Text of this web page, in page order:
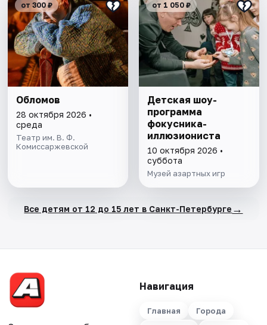
от 300 ₽
Обломов
28 октября 2026 •
среда
Театр им. В. Ф.
Комиссаржевской
от 1 050 ₽
Детская шоу-
программа
фокусника-
иллюзиониста
10 октября 2026 •
суббота
Музей азартных игр
Все детям от 12 до 15 лет в Санкт-Петербурге →
Навигация
Главная
Города